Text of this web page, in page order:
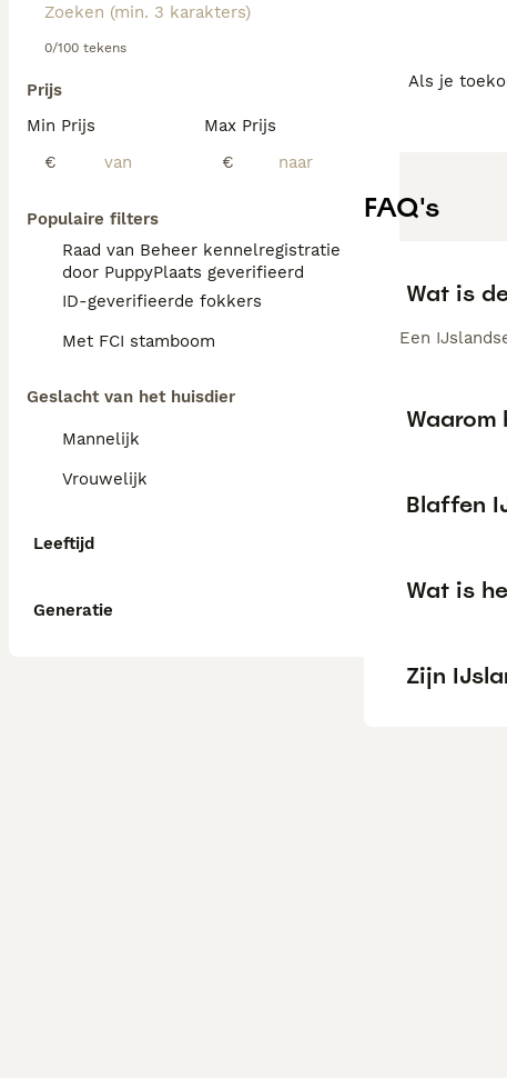
0/100 tekens
Prijs
Min Prijs
€
Max Prijs
€
Populaire filters
Raad van Beheer kennelregistratie
door PuppyPlaats geverifieerd
ID-geverifieerde fokkers
Met FCI stamboom
Geslacht van het huisdier
Mannelijk
Vrouwelijk
Leeftijd
Generatie
Als je
FAQ's
Wat is
Een
Waarom
Blaffen
Wat is
Zijn